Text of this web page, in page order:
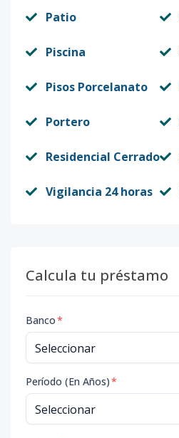
Patio
Piscina
Pisos Porcelanato
Portero
Residencial Cerrado
Vigilancia 24 horas
Calcula tu préstamo
Banco*
Período (En Años)*